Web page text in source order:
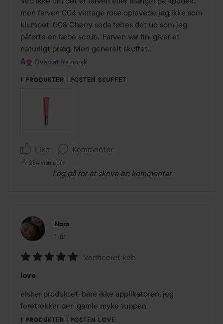
5
men farven 004 vintage rose oplevede jeg ikke som
klumpet. 008 Cherry soda føltes det ud som jeg
påførte en læbe scrub.. Farven var fin, giver et
naturligt præg. Men generelt skuffet..
Oversat fra norsk
1 PRODUKTER I POSTEN SKUFFET
Like Kommenter
284 visninger
Log på for at skrive en kommentar
Nora
1 år
Posten blev oprettet 1 år
5
ud
af
5
Verificeret køb
love
elsker produktet, bare ikke applikatoren. jeg
foretrekker den gamle myke tuppen.
1 PRODUKTER I POSTEN LOVE